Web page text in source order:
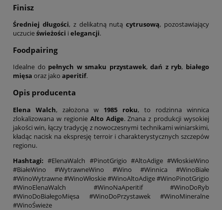
Finisz
Średniej długości, z delikatną nutącytrusową, pozostawiający
uczucieświeżości i elegancji.
Foodpairing
Idealne do pełnych w smaku przystawek,dań z ryb, białego
mięsa oraz jako aperitif.
Opis producenta
Elena Walch, założona w 1985 roku, to rodzinna winnica
zlokalizowana w regionie Alto Adige. Znana z produkcji wysokiej
jakości win, łączy tradycję z nowoczesnymi technikami winiarskimi,
kładąc nacisk na ekspresję terroir i charakterystycznych szczepów
regionu.
Hashtagi: #ElenaWalch #PinotGrigio #AltoAdige #WłoskieWino
#BiałeWino #WytrawneWino #Wino #Winnica #WinoBiałe
#WinoWytrawne #WinoWłoskie #WinoAltoAdige #WinoPinotGrigio
#WinoElenaWalch #WinoNaAperitif #WinoDoRyb
#WinoDoBiałegoMięsa #WinoDoPrzystawek #WinoMineralne
#WinoŚwieże